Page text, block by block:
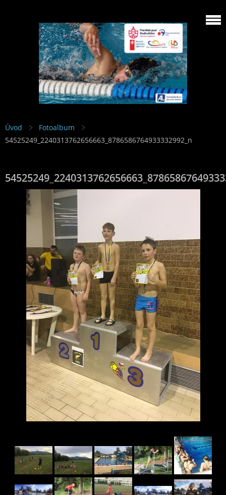
Úvod
Fotoalbum
54525249_2240313762656663_8786586764933332992_n